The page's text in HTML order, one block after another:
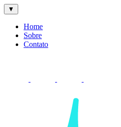
▼
Home
Sobre
Contato